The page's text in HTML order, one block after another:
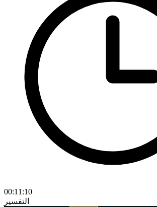
00:11:10
التفسير